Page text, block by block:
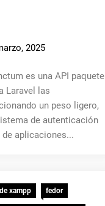
2025
es una API paquete
Laravel las
un peso ligero,
de autenticación
de aplicaciones...
xampp fedor